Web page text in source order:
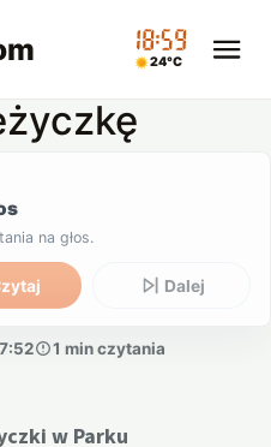
18:59
24°C
na głos.
Dalej
1 min czytania
w Parku